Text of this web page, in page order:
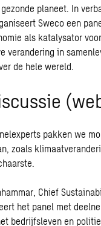
planeet. In
Sweco een
als katalysator voor
verandering in
de hele wereld.
pakken we
zoals
Chief
het panel met
bedrijfsleven en